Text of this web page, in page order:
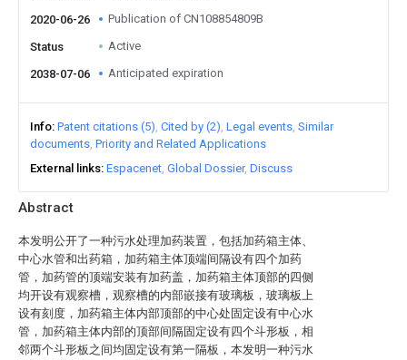
Abstract
本发明公开了一种污水处理加药装置，包括加药箱主体、
中心水管和出药箱，加药箱主体顶端间隔设有四个加药
管，加药管的顶端安装有加药盖，加药箱主体顶部的四侧
均开设有观察槽，观察槽的内部嵌接有玻璃板，玻璃板上
设有刻度，加药箱主体内部顶部的中心处固定设有中心水
管，加药箱主体内部的顶部间隔固定设有四个斗形板，相
邻两个斗形板之间均固定设有第一隔板，本发明一种污水
2020-06-26 Publication of CN108854809B
Status Active
2038-07-06 Anticipated expiration
Info Patent citations (5) Cited by (2) Legal events Similar
documents Priority and Related Applications
External links Espacenet Global Dossier Discuss